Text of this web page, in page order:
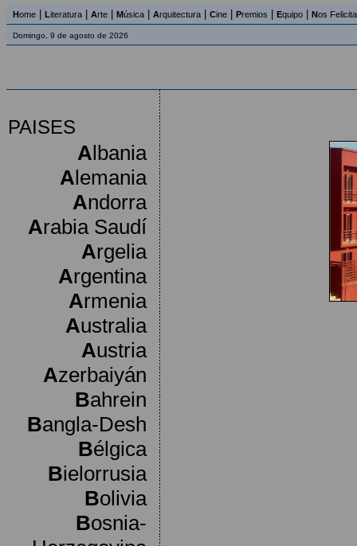
Home Literatura Arte Música Arquitectura Cine Premios Equipo Nos
Domingo, 9 de agosto de 2026
PAISES
Albania
Alemania
Andorra
Arabia Saudí
Argelia
Argentina
Armenia
Australia
Austria
Azerbaiyán
Bahrein
Bangla-Desh
Bélgica
Bielorrusia
Bolivia
Bosnia-